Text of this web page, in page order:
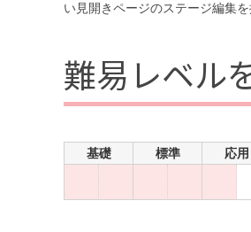
い見開きページのステージ編集
難易レベル
基礎 標準 応用